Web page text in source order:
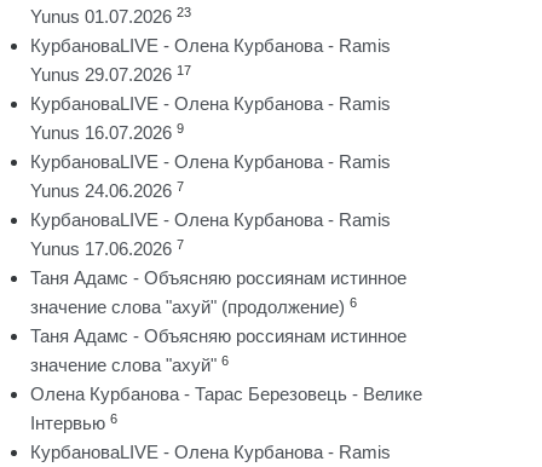
Yunus 01.07.2026 23
КурбановаLIVE - Олена Курбанова - Ramis
Yunus 29.07.2026 17
КурбановаLIVE - Олена Курбанова - Ramis
Yunus 16.07.2026 9
КурбановаLIVE - Олена Курбанова - Ramis
Yunus 24.06.2026 7
КурбановаLIVE - Олена Курбанова - Ramis
Yunus 17.06.2026 7
Таня Адамс - Объясняю россиянам истинное
значение слова "ахуй" (продолжение) 6
Таня Адамс - Объясняю россиянам истинное
значение слова "ахуй" 6
Олена Курбанова - Тарас Березовець - Велике
Інтервью 6
КурбановаLIVE - Олена Курбанова - Ramis